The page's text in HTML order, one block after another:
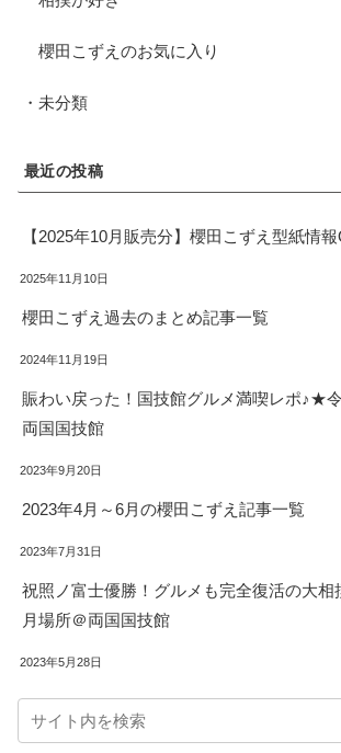
櫻田こずえのお気に入り
・未分類
最近の投稿
【2025年10月販売分】櫻田こずえ型紙情
2025年11月10日
櫻田こずえ過去のまとめ記事一覧
2024年11月19日
賑わい戻った！国技館グルメ満喫レポ♪★
両国国技館
2023年9月20日
2023年4月～6月の櫻田こずえ記事一覧
2023年7月31日
祝照ノ富士優勝！グルメも完全復活の大
月場所＠両国国技館
2023年5月28日